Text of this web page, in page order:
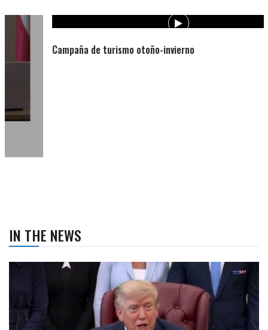
Campaña de turismo otoño-invierno
IN THE NEWS